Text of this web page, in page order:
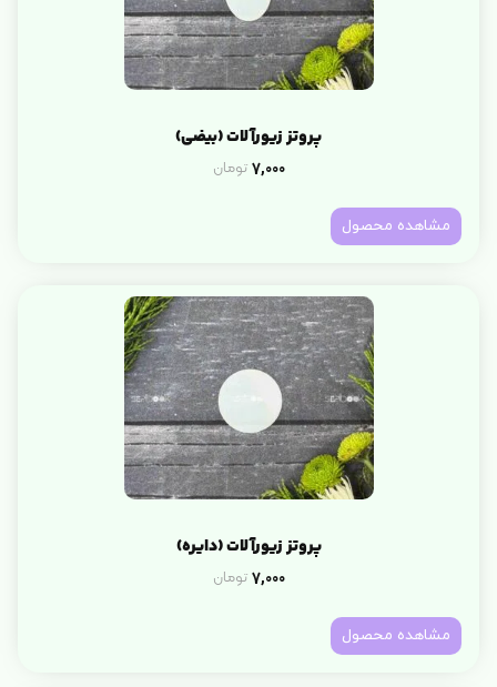
پروتز زیورآلات (بیضی)
7,000 تومان
مشاهده محصول
پروتز زیورآلات (دایره)
7,000 تومان
مشاهده محصول